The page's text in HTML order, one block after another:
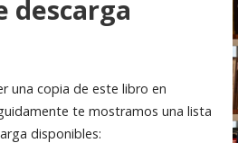
descarga
una copia de este libro en
te mostramos una lista
disponibles: